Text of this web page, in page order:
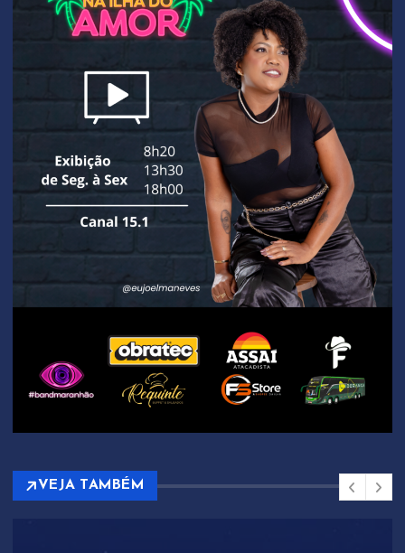
VEJA TAMBÉM